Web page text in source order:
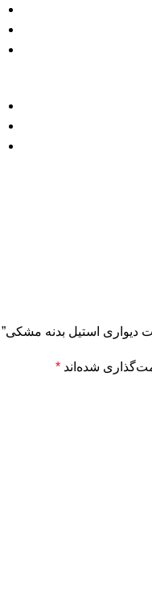
دیواری استیل بدنه مشکی”
شده‌اند *